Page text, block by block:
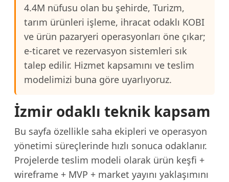
4.4M nüfusu olan bu şehirde, Turizm,
tarım ürünleri işleme, ihracat odaklı KOBI
ve ürün pazaryeri operasyonları öne çıkar;
e-ticaret ve rezervasyon sistemleri sık
talep edilir. Hizmet kapsamını ve teslim
modelimizi buna göre uyarlıyoruz.
İzmir odaklı teknik kapsam
Bu sayfa özellikle saha ekipleri ve operasyon
yönetimi süreçlerinde hızlı sonuca odaklanır.
Projelerde teslim modeli olarak ürün keşfi +
wireframe + MVP + market yayını yaklaşımını